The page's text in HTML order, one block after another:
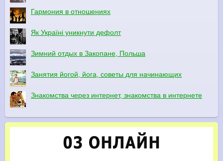
Гармония в отношениях
Як Україні уникнути дефолт
Зимний отдых в Закопане, Польша
Занятия йогой, йога, советы для начинающих
Знакомства через интернет, знакомства в интернете